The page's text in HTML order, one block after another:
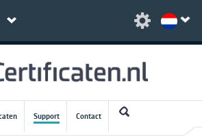
Support Contact